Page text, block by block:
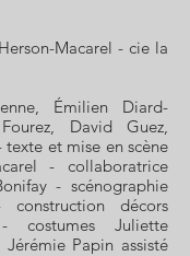
Macarel - cie la
Émilien Diard-
David Guez,
et mise en scène
- collaboratrice
- scénographie
décors
costumes Juliette
Papin assisté